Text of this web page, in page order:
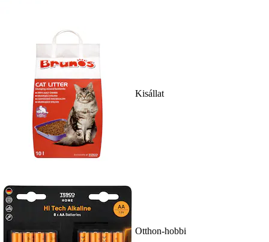
Kisállat
Otthon-hobbi